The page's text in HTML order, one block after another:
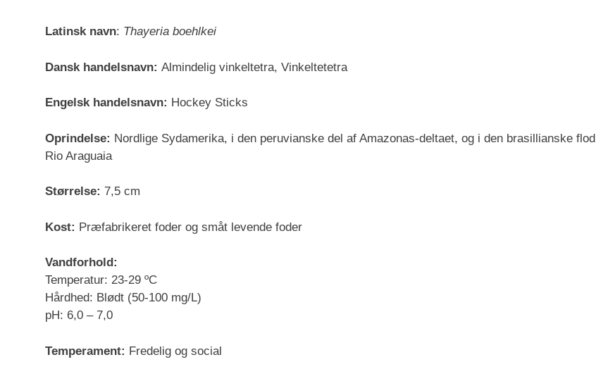
Latinsk navn: Thayeria boehlkei
Dansk handelsnavn: Almindelig vinkeltetra, Vinkeltetetra
Engelsk handelsnavn: Hockey Sticks
Oprindelse: Nordlige Sydamerika, i den peruvianske del af Amazonas-deltaet, og i den brasillianske flod
Rio Araguaia
Størrelse: 7,5 cm
Kost: Præfabrikeret foder og småt levende foder
Vandforhold:
Temperatur: 23-29 ºC
Hårdhed: Blødt (50-100 mg/L)
pH: 6,0 – 7,0
Temperament: Fredelig og social